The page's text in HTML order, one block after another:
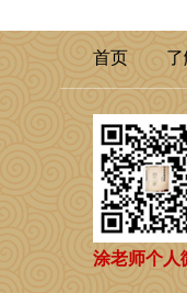
首页
涂老师个人